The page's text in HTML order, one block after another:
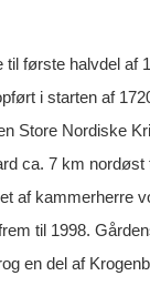
til første halvdel af
i starten af
Store Nordiske
ca. 7 km
af kammerherre
til 1998.
en del af